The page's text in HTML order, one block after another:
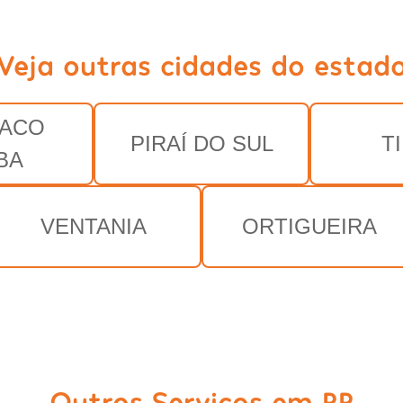
outras cidades do
PIRAÍ DO SUL
VENTANIA ORTIGUEIRA